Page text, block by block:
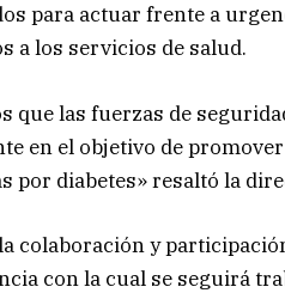
para actuar frente a
a los servicios de salud.
que las fuerzas de
en el objetivo de
por diabetes» resaltó la
colaboración y
con la cual se seguirá